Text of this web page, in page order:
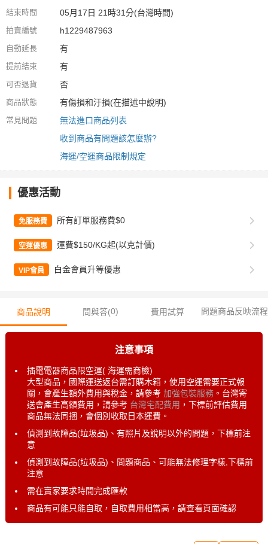
結束時間 05月17日 21時31分(台灣時間)
拍賣編號 h1229487963
自動延長 有
提前結束 有
可否退貨 否
商品狀態 有傷損和汙損(在描述中說明)
常見問題
無法進口商品列表
收到商品有問題該怎麼辦?
海運/空運商品限制規定
優惠活動
免服務費 所有訂單服務費$0
空運優惠 運費$150/KG起(以克計價)
VIP會員 白金會員升等優惠
商品說明 問與答(0) 費用試算 問題商品反映流程
注意事項
插電電器商品限空運( 海運需商檢)
大型商品，國際運送返台需訂購木箱，使用空運需要正式報
關，會產生額外費用與稅金，請參考 加強包裝服務。台灣寄
送會產生高額費用，請參考 台灣宅配費用 ，下標前評估費用
商品無法同捆，會個別收取日本運費。
偵測到故障品(垃圾品)、有照片及說明以外的問題，下標前注
意
偵測到故障品(垃圾品)、問題商品、可能無法修理字樣,下標前
注意
需在賣家要求時間完成匯款
商品有可能只能自取，自取費用相當高，請查看頁面確認